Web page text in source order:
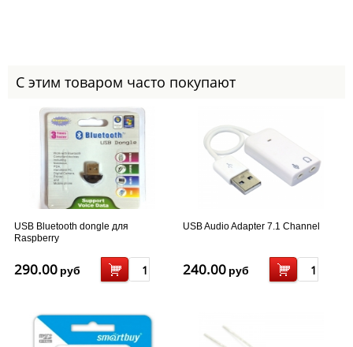
С этим товаром часто покупают
USB Bluetooth dongle для
Raspberry
290.00 руб
USB Audio Adapter 7.1 Channel
240.00 руб